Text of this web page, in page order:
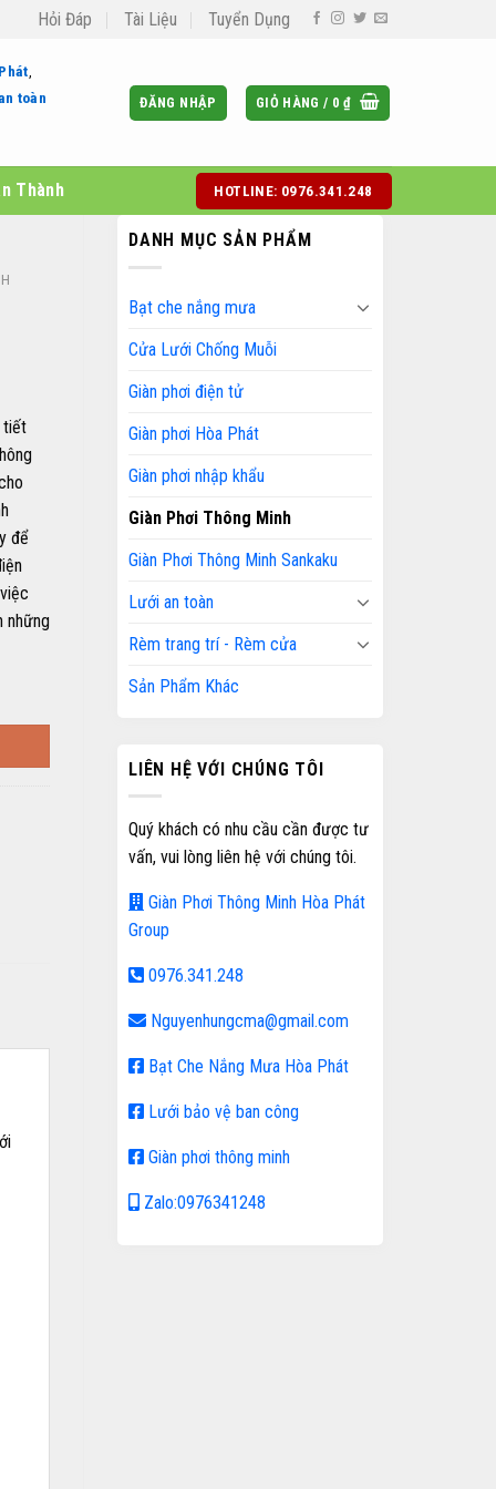
Hỏi Đáp Tài Liệu Tuyển Dụng
toàn
ĐĂNG NHẬP GIỎ HÀNG / 0 ₫
Thành HOTLINE: 0976.341.248
DANH MỤC SẢN PHẨM
Bạt che nắng mưa
Cửa Lưới Chống Muỗi
Giàn phơi điện tử
Giàn phơi Hòa Phát
Giàn phơi nhập khẩu
Giàn Phơi Thông Minh
Giàn Phơi Thông Minh Sankaku
Lưới an toàn
Rèm trang trí - Rèm cửa
Sản Phẩm Khác
LIÊN HỆ VỚI CHÚNG TÔI
Quý khách có nhu cầu cần được tư
vấn, vui lòng liên hệ với chúng tôi.
Giàn Phơi Thông Minh Hòa Phát
Group
0976.341.248
Nguyenhungcma@gmail.com
Bạt Che Nắng Mưa Hòa Phát
Lưới bảo vệ ban công
Giàn phơi thông minh
Zalo:0976341248
tiết
để
những